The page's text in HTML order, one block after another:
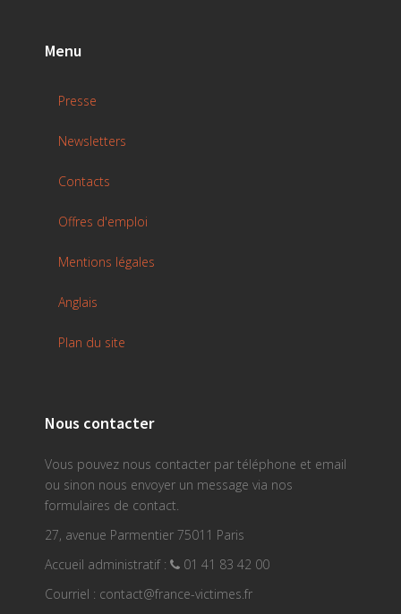
Menu
Presse
Newsletters
Contacts
Offres d'emploi
Mentions légales
Anglais
Plan du site
Nous contacter
Vous pouvez nous contacter par téléphone et email
ou sinon nous envoyer un message via nos
formulaires de contact.
27, avenue Parmentier 75011 Paris
Accueil administratif :
01 41 83 42 00
Courriel : contact@france-victimes.fr